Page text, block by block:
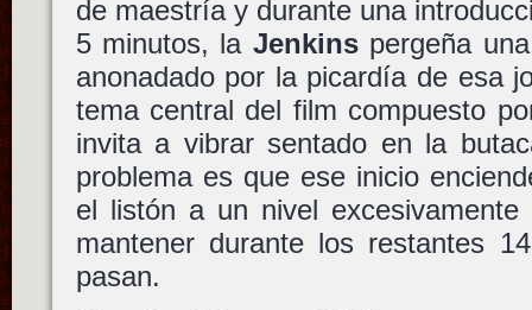
de maestría y durante una
5 minutos, la Jenkinspergeña
anonadado por la picardía de esa
tema central del film compuesto
invita a vibrar sentado en la
problema es que ese inicio
el listón a un nivel
mantener durante los restantes
pasan.